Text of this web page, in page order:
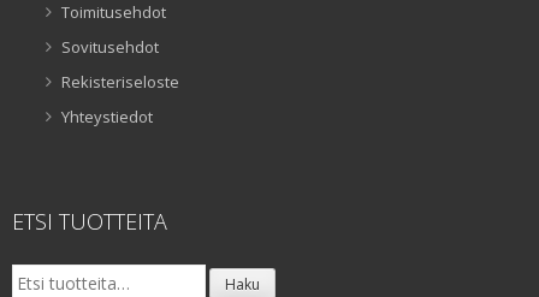
Toimitusehdot
Sovitusehdot
Rekisteriseloste
Yhteystiedot
ETSI TUOTTEITA
Etsi: Haku